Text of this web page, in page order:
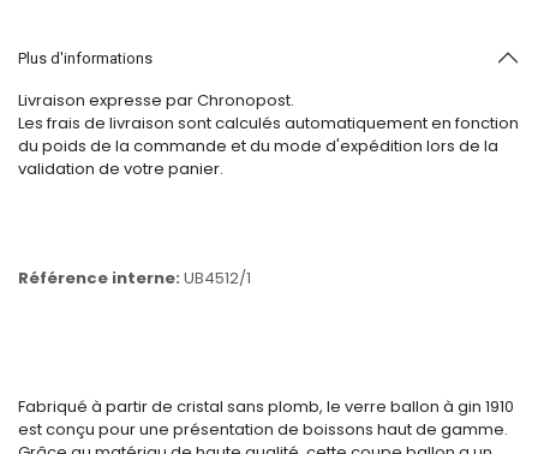
Plus d'informations
Livraison expresse par Chronopost.
Les frais de livraison sont calculés automatiquement en fonction
du poids de la commande et du mode d'expédition lors de la
validation de votre panier.
Référence interne: UB4512/1
Fabriqué à partir de cristal sans plomb, le verre ballon à gin 1910
est conçu pour une présentation de boissons haut de gamme.